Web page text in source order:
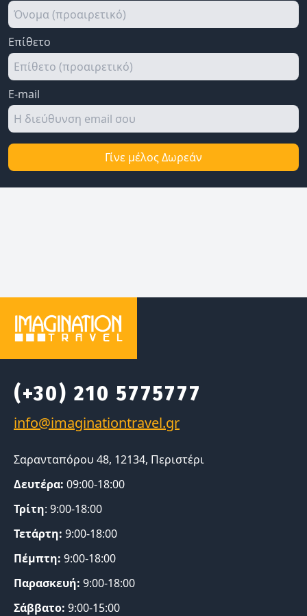
Επίθετο
E-mail
Γίνε μέλος Δωρεάν
(+30) 210 5775777
Σαρανταπόρου 48, 12134, Περιστέρι
Δευτέρα: 09:00-18:00
Τρίτη: 9:00-18:00
Τετάρτη: 9:00-18:00
Πέμπτη: 9:00-18:00
Παρασκευή: 9:00-18:00
Σάββατο: 9:00-15:00